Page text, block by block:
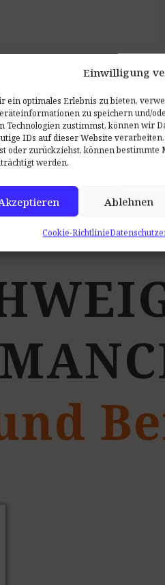
Einwilligung
ein optimales Erlebnis zu bieten,
zu speichern und/
Technologien zustimmst, können wir
IDs auf dieser Website
oder zurückziehst, können bestimmte
werden.
Ablehnen
Cookie-Richtlinie
WEI
MANC